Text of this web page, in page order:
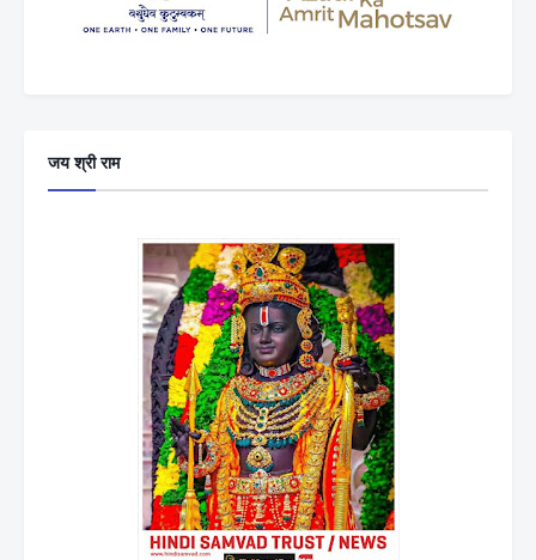
जय श्री राम